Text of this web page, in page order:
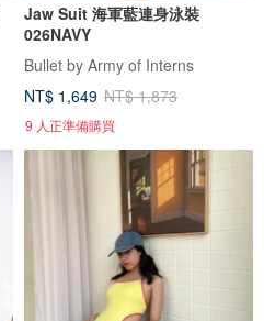
Jaw Suit 海軍藍連身泳裝
026NAVY
Bullet by Army of Interns
NT$ 1,649 NT$ 1,873
9 人正準備購買